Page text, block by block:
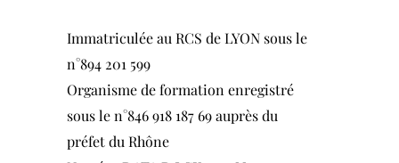
Immatriculée au RCS de LYON sous le
n°894 201 599
Organisme de formation enregistré
sous le n°846 918 187 69 auprès du
préfet du Rhône